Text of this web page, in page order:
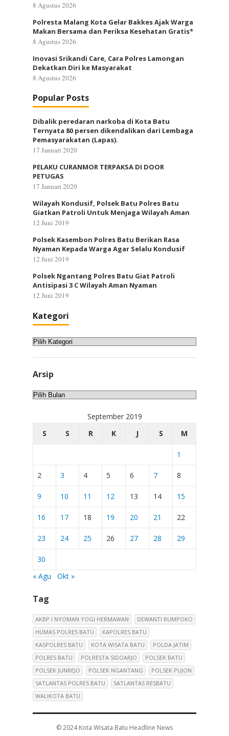
8 Agustus 2026
Polresta Malang Kota Gelar Bakkes Ajak Warga
Makan Bersama dan Periksa Kesehatan Gratis*
8 Agustus 2026
Inovasi Srikandi Care, Cara Polres Lamongan
Dekatkan Diri ke Masyarakat
8 Agustus 2026
Popular Posts
Dibalik peredaran narkoba di Kota Batu
Ternyata 80 persen dikendalikan dari Lembaga
Pemasyarakatan (Lapas).
17 Januari 2020
PELAKU CURANMOR TERPAKSA DI DOOR
PETUGAS
17 Januari 2020
Wilayah Kondusif, Polsek Batu Polres Batu
Giatkan Patroli Untuk Menjaga Wilayah Aman
12 Juni 2019
Polsek Kasembon Polres Batu Berikan Rasa
Nyaman Kepada Warga Agar Selalu Kondusif
12 Juni 2019
Polsek Ngantang Polres Batu Giat Patroli
Antisipasi 3 C Wilayah Aman Nyaman
12 Juni 2019
Kategori
Kategori
Arsip
Arsip
September 2019
S
S R K J S M
1
2 3 4 5 6 7 8
9 10 11 12 13 14 15
16 17 18 19 20 21 22
23 24 25 26 27 28 29
30
« Agu
Okt »
Tag
AKBP I NYOMAN YOGI HERMAWAN
DEWANTI RUMPOKO
HUMAS POLRES BATU
KAPOLRES BATU
KASPOLRES BATU
KOTA WISATA BATU
POLDA JATIM
POLRES BATU
POLRESTA SIDOARJO
POLSEK BATU
POLSEK JUNREJO
POLSEK NGANTANG
POLSEK PUJON
SATLANTAS POLRES BATU
SATLANTAS RESBATU
WALIKOTA BATU
© 2024Kota Wisata Batu Headline News